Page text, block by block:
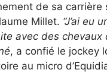
de sa carrière
Millet. “J’ai eu
avec des chevaux
, a confié le jockey
au micro